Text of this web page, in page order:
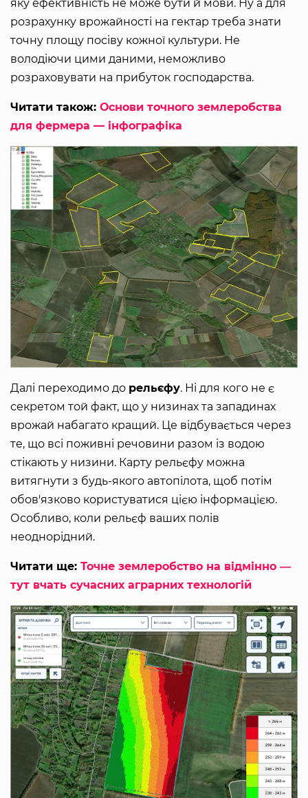
яку ефективність не може бути й мови. Ну а для
розрахунку врожайності на гектар треба знати
точну площу посіву кожної культури. Не
володіючи цими даними, неможливо
розраховувати на прибуток господарства.
Читати також: Основи точного землеробства
для фермера — інфографіка
Далі переходимо до рельєфу. Ні для кого не є
секретом той факт, що у низинах та западинах
врожай набагато кращий. Це відбувається через
те, що всі поживні речовини разом із водою
стікають у низини. Карту рельєфу можна
витягнути з будь-якого автопілота, щоб потім
обов'язково користуватися цією інформацією.
Особливо, коли рельєф ваших полів
неоднорідний.
Читати ще: Точне землеробство на відмінно ―
тут вчать сучасних аграрних технологій